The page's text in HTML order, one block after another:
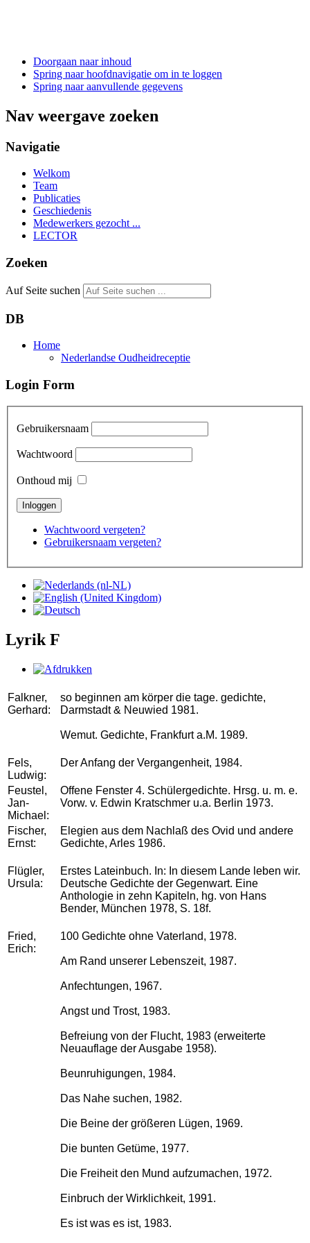
Doorgaan naar inhoud
Spring naar hoofdnavigatie om in te loggen
Spring naar aanvullende gegevens
Nav weergave zoeken
Navigatie
Welkom
Team
Publicaties
Geschiedenis
Medewerkers gezocht ...
LECTOR
Zoeken
Auf Seite suchen
DB
Home
Nederlandse Oudheidreceptie
Login Form
Gebruikersnaam
Wachtwoord
Onthoud mij
Wachtwoord vergeten?
Gebruikersnaam vergeten?
Lyrik F
Falkner,
Gerhard:
so beginnen am körper die tage. gedichte,
Darmstadt & Neuwied 1981.
Wemut. Gedichte, Frankfurt a.M. 1989.
Fels,
Ludwig:
Der Anfang der Vergangenheit, 1984.
Feustel,
Jan-
Michael:
Offene Fenster 4. Schülergedichte. Hrsg. u. m. e.
Vorw. v. Edwin Kratschmer u.a. Berlin 1973.
Fischer,
Ernst:
Elegien aus dem Nachlaß des Ovid und andere
Gedichte, Arles 1986.
Flügler,
Ursula:
Erstes Lateinbuch. In: In diesem Lande leben wir.
Deutsche Gedichte der Gegenwart. Eine
Anthologie in zehn Kapiteln, hg. von Hans
Bender, München 1978, S. 18f.
Fried,
Erich:
100 Gedichte ohne Vaterland, 1978.
Am Rand unserer Lebenszeit, 1987.
Anfechtungen, 1967.
Angst und Trost, 1983.
Befreiung von der Flucht, 1983 (erweiterte
Neuauflage der Ausgabe 1958).
Beunruhigungen, 1984.
Das Nahe suchen, 1982.
Die Beine der größeren Lügen, 1969.
Die bunten Getüme, 1977.
Die Freiheit den Mund aufzumachen, 1972.
Einbruch der Wirklichkeit, 1991.
Es ist was es ist, 1983.